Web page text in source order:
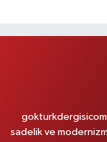
sadelik ve